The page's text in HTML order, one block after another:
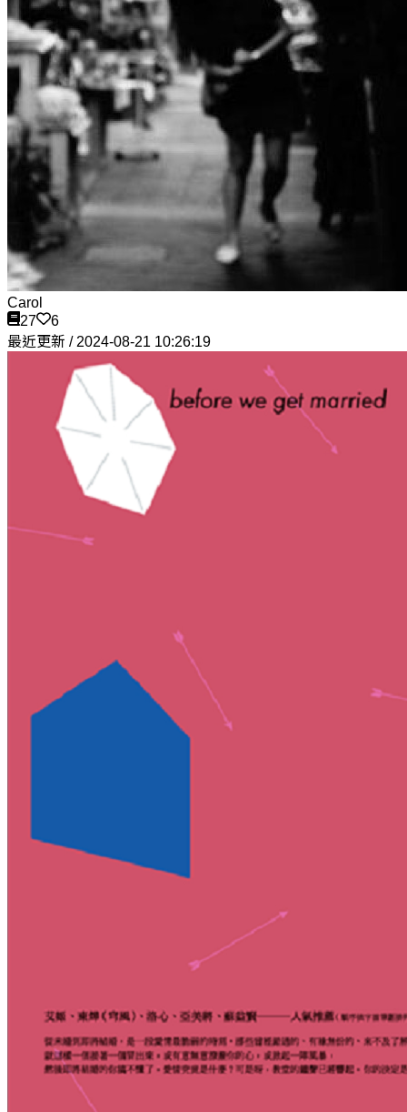
Carol
27
6
最近更新 / 2024-08-21 10:26:19